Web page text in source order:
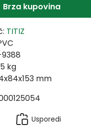
Brza kupovina
TITIZ
kg
mm
Usporedi